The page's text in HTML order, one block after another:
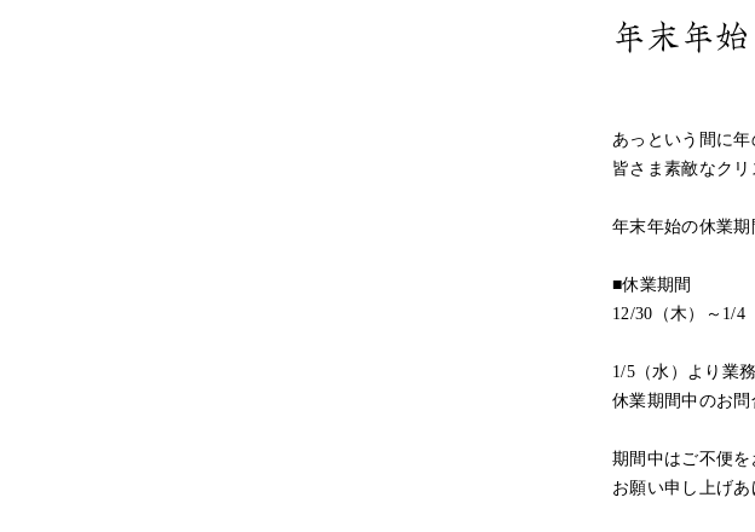
年末年
あっという間に年
皆さま素敵なクリ
年末年始の休業期
■休業期間
12/30（木）～1/4
1/5（水）より業
休業期間中のお問
期間中はご不便
お願い申し上げあ